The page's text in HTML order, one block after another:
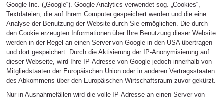
Google Inc. („Google“). Google Analytics verwendet sog. „Cookies“,
Textdateien, die auf Ihrem Computer gespeichert werden und die eine
Analyse der Benutzung der Website durch Sie ermöglichen. Die durch
den Cookie erzeugten Informationen über Ihre Benutzung dieser Website
werden in der Regel an einen Server von Google in den USA übertragen
und dort gespeichert. Durch die Aktivierung der IP-Anonymisierung auf
dieser Webseite, wird Ihre IP-Adresse von Google jedoch innerhalb von
Mitgliedstaaten der Europäischen Union oder in anderen Vertragsstaaten
des Abkommens über den Europäischen Wirtschaftsraum zuvor gekürzt.
Nur in Ausnahmefällen wird die volle IP-Adresse an einen Server von